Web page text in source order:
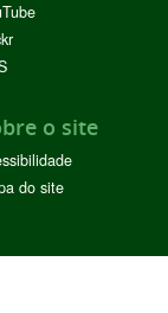
o site
do site